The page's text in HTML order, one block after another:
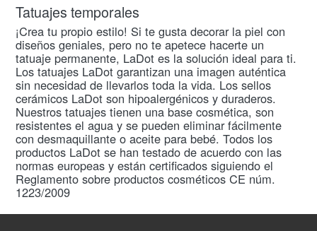
Tatuajes temporales
¡Crea tu propio estilo! Si te gusta decorar la piel con
diseños geniales, pero no te apetece hacerte un
tatuaje permanente, LaDot es la solución ideal para ti.
Los tatuajes LaDot garantizan una imagen auténtica
sin necesidad de llevarlos toda la vida. Los sellos
cerámicos LaDot son hipoalergénicos y duraderos.
Nuestros tatuajes tienen una base cosmética, son
resistentes el agua y se pueden eliminar fácilmente
con desmaquillante o aceite para bebé. Todos los
productos LaDot se han testado de acuerdo con las
normas europeas y están certificados siguiendo el
Reglamento sobre productos cosméticos CE núm.
1223/2009